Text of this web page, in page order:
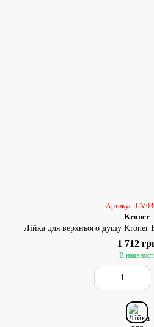
Артикул:
Kroner
Лійка для верхнього душу Kroner
1 712
В